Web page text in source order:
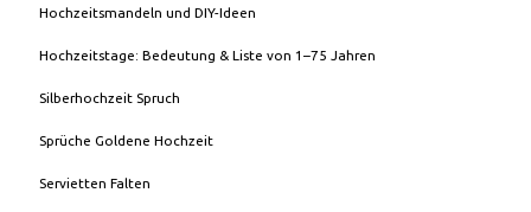
Hochzeitsmandeln und DIY-Ideen
Hochzeitstage: Bedeutung & Liste von 1–75 Jahren
Silberhochzeit Spruch
Sprüche Goldene Hochzeit
Servietten Falten